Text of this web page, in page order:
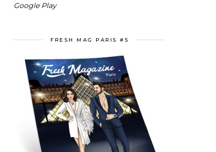
Google Play
FRESH MAG PARIS #5